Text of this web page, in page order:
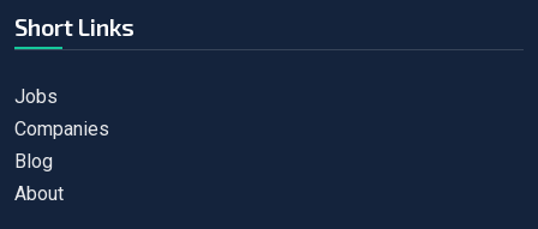
Short Links
Jobs
Companies
Blog
About